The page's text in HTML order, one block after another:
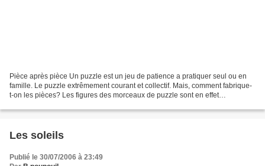
Pièce après pièce Un puzzle est un jeu de patience a pratiquer seul ou en
famille. Le puzzle extrêmement courant et collectif. Mais, comment fabrique-
t-on les pièces? Les figures des morceaux de puzzle sont en effet
Les soleils
Publié le 30/07/2006 à 23:49